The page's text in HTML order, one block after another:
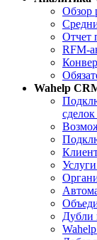
Обзор
Отчет
RFM-
Wahelp
Дубли